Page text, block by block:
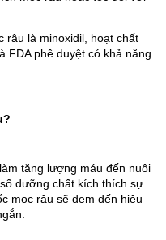
râu là minoxidil, hoạt chất
FDA phê duyệt có khả năng
tăng lượng máu đến nuôi
dưỡng chất kích thích sự
mọc râu sẽ đem đến hiệu